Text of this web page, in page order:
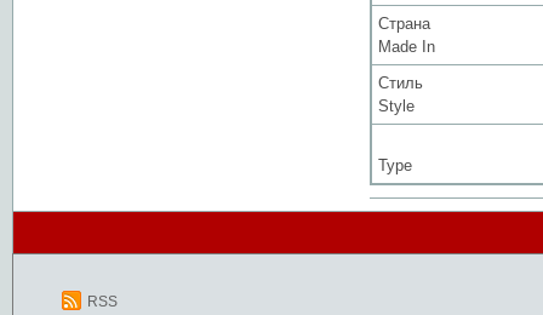
Страна
Made In
Стиль
Style
Type
RSS